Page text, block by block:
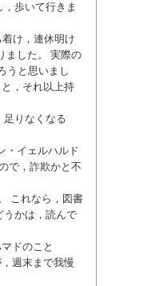
歩いて行きま
け，連休明け
ました。 実際の
うと思いまし
，それ以上持
足りなくなる
・イェルハルド
で，詐欺かと不
これなら，図書
かは，読んで
ドのこと
週末まで我慢